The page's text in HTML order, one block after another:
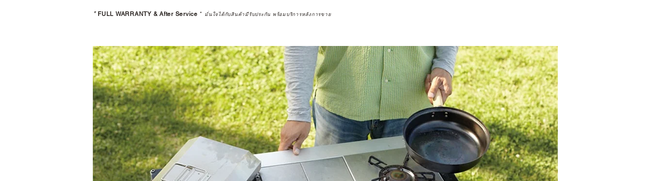
* FULL WARRANTY & After Service * มั่นใจได้กับสินค้ามีรับประกัน พร้อมบริการหลังการขาย